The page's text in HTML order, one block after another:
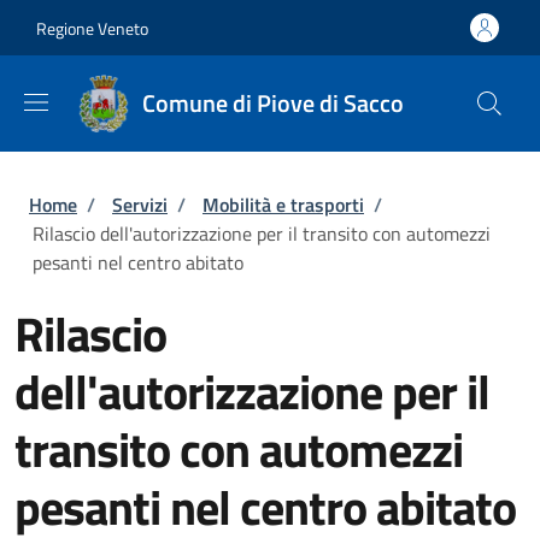
Regione Veneto
Comune di Piove di Sacco
Briciole di pane
Home / Servizi / Mobilità e trasporti /
Rilascio dell'autorizzazione per il transito con automezzi
pesanti nel centro abitato
Rilascio
dell'autorizzazione per il
transito con automezzi
pesanti nel centro abitato